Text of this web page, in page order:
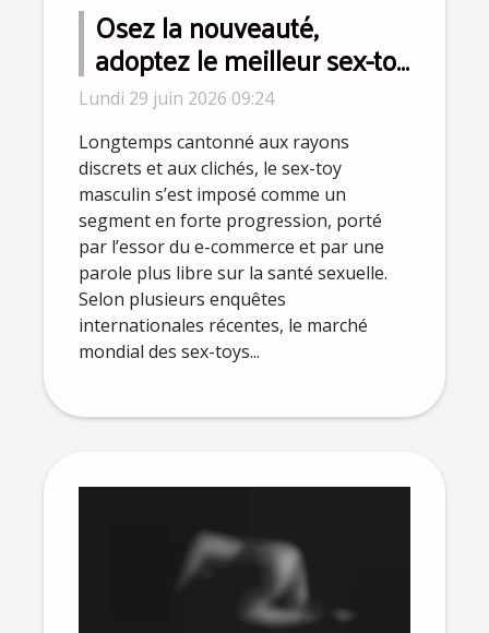
Osez la nouveauté,
adoptez le meilleur sex-toy
pour homme selon les
sexologues
Lundi 29 juin 2026 09:24
Longtemps cantonné aux rayons
discrets et aux clichés, le sex-toy
masculin s’est imposé comme un
segment en forte progression, porté
par l’essor du e-commerce et par une
parole plus libre sur la santé sexuelle.
Selon plusieurs enquêtes
internationales récentes, le marché
mondial des sex-toys...